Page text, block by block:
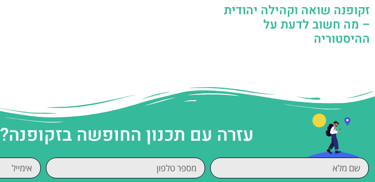
זקופנה שואה וקהילה יהודית
– מה חשוב לדעת על
ההיסטוריה
עזרה עם תכנון החופשה בזקופנה?